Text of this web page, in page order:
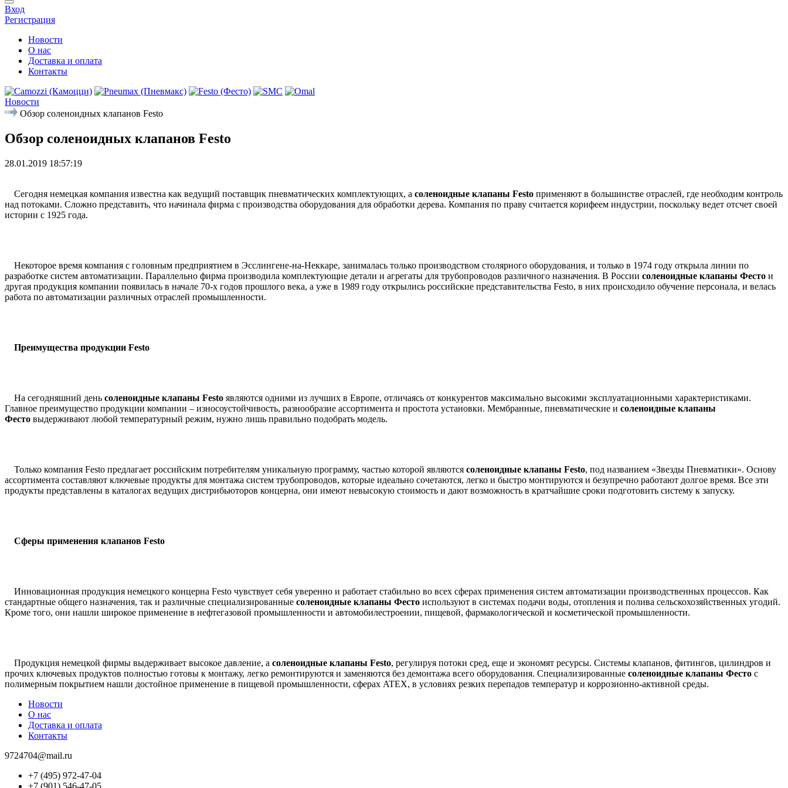
Вход
Регистрация
Новости
О нас
Доставка и оплата
Контакты
Новости
Обзор соленоидных клапанов Festo
Обзор соленоидных клапанов Festo
28.01.2019 18:57:19
Сегодня немецкая компания известна как ведущий поставщик пневматических комплектующих, а соленоидные клапаны Festo применяют в большинстве отраслей, где необходим контроль
над потоками. Сложно представить, что начинала фирма с производства оборудования для обработки дерева. Компания по праву считается корифеем индустрии, поскольку ведет отсчет своей
истории с 1925 года.
Некоторое время компания с головным предприятием в Эсслингене-на-Неккаре, занималась только производством столярного оборудования, и только в 1974 году открыла линии по
разработке систем автоматизации. Параллельно фирма производила комплектующие детали и агрегаты для трубопроводов различного назначения. В России соленоидные клапаны Фесто и
другая продукция компании появилась в начале 70-х годов прошлого века, а уже в 1989 году открылись российские представительства Festo, в них происходило обучение персонала, и велась
работа по автоматизации различных отраслей промышленности.
Преимущества продукции Festo
На сегодняшний день соленоидные клапаны Festo являются одними из лучших в Европе, отличаясь от конкурентов максимально высокими эксплуатационными характеристиками.
Главное преимущество продукции компании – износоустойчивость, разнообразие ассортимента и простота установки. Мембранные, пневматические и соленоидные клапаны
Фесто выдерживают любой температурный режим, нужно лишь правильно подобрать модель.
Только компания Festo предлагает российским потребителям уникальную программу, частью которой являются соленоидные клапаны Festo, под названием «Звезды Пневматики». Основу
ассортимента составляют ключевые продукты для монтажа систем трубопроводов, которые идеально сочетаются, легко и быстро монтируются и безупречно работают долгое время. Все эти
продукты представлены в каталогах ведущих дистрибьюторов концерна, они имеют невысокую стоимость и дают возможность в кратчайшие сроки подготовить систему к запуску.
Сферы применения клапанов Festo
Инновационная продукция немецкого концерна Festo чувствует себя уверенно и работает стабильно во всех сферах применения систем автоматизации производственных процессов. Как
стандартные общего назначения, так и различные специализированные соленоидные клапаны Фесто используют в системах подачи воды, отопления и полива сельскохозяйственных угодий.
Кроме того, они нашли широкое применение в нефтегазовой промышленности и автомобилестроении, пищевой, фармакологической и косметической промышленности.
Продукция немецкой фирмы выдерживает высокое давление, а соленоидные клапаны Festo, регулируя потоки сред, еще и экономят ресурсы. Системы клапанов, фитингов, цилиндров и
прочих ключевых продуктов полностью готовы к монтажу, легко ремонтируются и заменяются без демонтажа всего оборудования. Специализированные соленоидные клапаны Фесто с
полимерным покрытием нашли достойное применение в пищевой промышленности, сферах ATEX, в условиях резких перепадов температур и коррозионно-активной среды.
Новости
О нас
Доставка и оплата
Контакты
9724704@mail.ru
+7 (495) 972-47-04
+7 (901) 546-47-05